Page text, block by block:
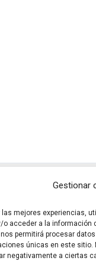
Gestionar
las mejores experiencias,
o acceder a la información
permitirá procesar
únicas en este
negativamente a ciertas